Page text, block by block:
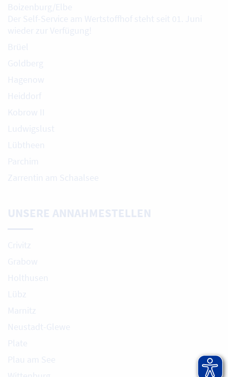
Boizenburg/Elbe
Der Self-Service am Wertstoffhof steht seit 01. Juni
wieder zur Verfügung!
Brüel
Goldberg
Hagenow
Heiddorf
Kobrow II
Ludwigslust
Lübtheen
Parchim
Zarrentin am Schaalsee
UNSERE ANNAHMESTELLEN
Crivitz
Grabow
Holthusen
Lübz
Marnitz
Neustadt-Glewe
Plate
Plau am See